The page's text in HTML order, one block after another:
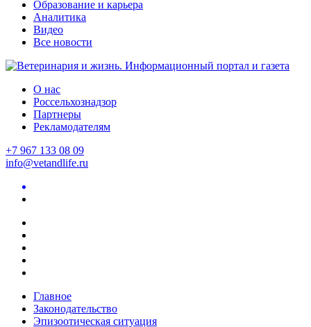
Образование и карьера
Аналитика
Видео
Все новости
О нас
Россельхознадзор
Партнеры
Рекламодателям
+7 967 133 08 09
info@vetandlife.ru
Главное
Законодательство
Эпизоотическая ситуация